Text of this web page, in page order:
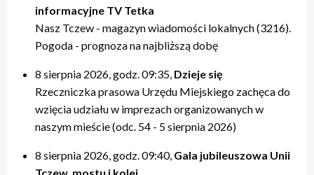
informacyjne TV Tetka
Nasz Tczew - magazyn wiadomości lokalnych (3216).
Pogoda - prognoza na najbliższą dobę
8 sierpnia 2026, godz. 09:35, Dzieje się
Rzeczniczka prasowa Urzędu Miejskiego zachęca do
wzięcia udziału w imprezach organizowanych w
naszym mieście (odc. 54 - 5 sierpnia 2026)
8 sierpnia 2026, godz. 09:40, Gala jubileuszowa Unii